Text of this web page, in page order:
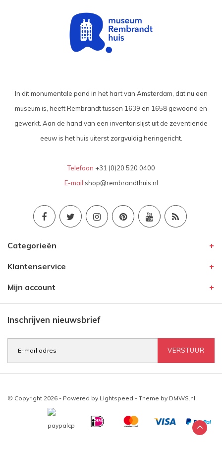
In dit monumentale pand in het hart van Amsterdam, dat nu een
museum is, heeft Rembrandt tussen 1639 en 1658 gewoond en
gewerkt. Aan de hand van een inventarislijst uit de zeventiende
eeuw is het huis uiterst zorgvuldig heringericht.
Telefoon +31 (0)20 520 0400
E-mail shop@rembrandthuis.nl
Categorieën
Klantenservice
Mijn account
Inschrijven nieuwsbrief
VERSTUUR
© Copyright 2026 - Powered by Lightspeed - Theme by DMWS.nl